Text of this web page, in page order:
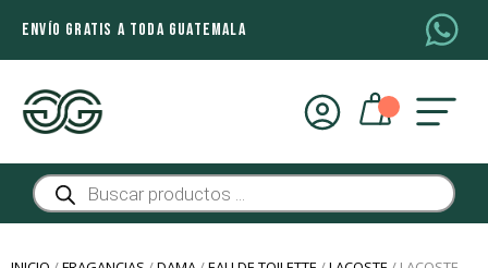
ENVÍO GRATIS A TODA GUATEMALA
Búsqueda
de
productos